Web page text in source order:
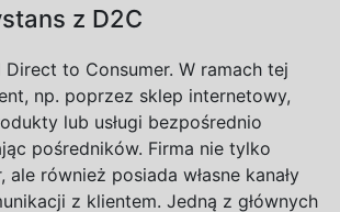
z D2C
to Consumer. W ramach tej
np. poprzez sklep internetowy,
lub usługi bezpośrednio
pośredników. Firma nie tylko
również posiada własne kanały
z klientem. Jedną z głównych